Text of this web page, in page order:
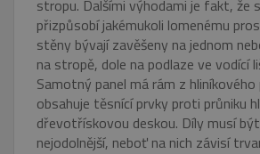
stropu. Dalšími výhodami je fakt, že
přizpůsobí jakémukoli lomenému
stěny bývají zavěšeny na jednom
na stropě, dole na podlaze ve vodící
Samotný panel má rám z
obsahuje těsnící prvky proti průniku
dřevotřískovou deskou. Díly musí
nejodolnější, neboť na nich závisí